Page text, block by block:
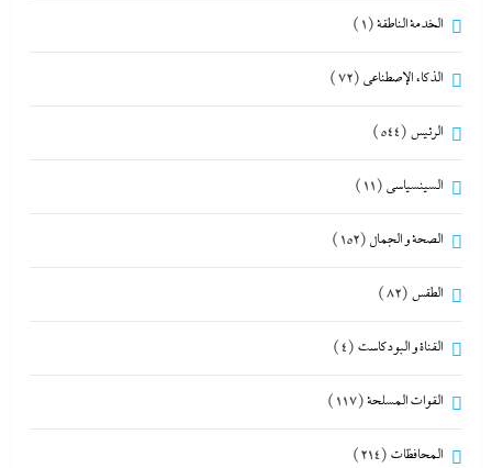
الخدمة الناطقة(1)
الذكاء الإصطناعي (72)
الرئيس (544)
السينسياسي (11)
الصحة و الجمال (152)
الطقس (82)
القناة و البودكاست (4)
القوات المسلحة(117)
المحافظات (214)